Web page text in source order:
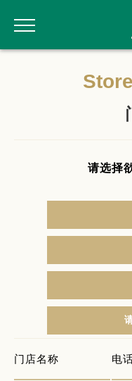
请选择
门店名称 电